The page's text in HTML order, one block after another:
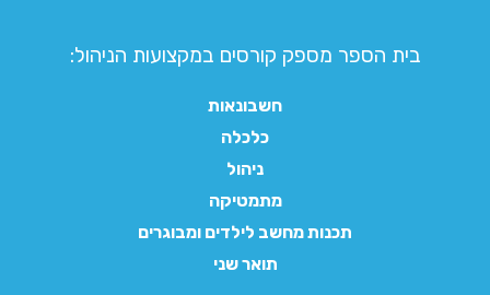
בית הספר מספק קורסים במקצועות הניהול:
חשבונאות
כלכלה
ניהול
מתמטיקה
תכנות מחשב לילדים ומבוגרים
תואר שני